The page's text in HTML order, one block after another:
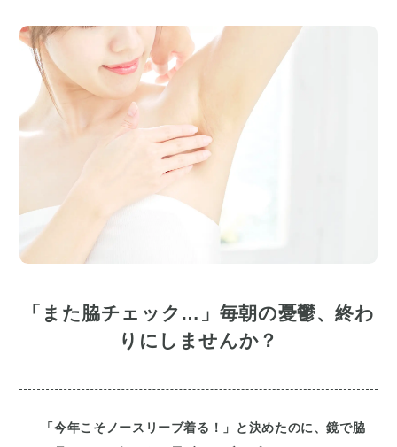
「また脇チェック…」 毎朝の憂鬱、終わ
りにしませんか？
「今年こそノースリーブ着る！」と決めたのに、鏡で脇